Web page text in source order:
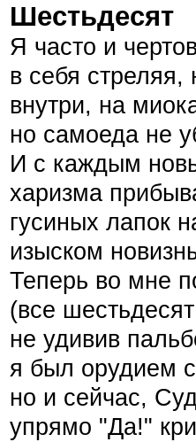
Шестьдесят
Я часто и
в себя стреляя,
внутри, на
но самоеда не
И с каждым
харизма
гусиных лапок
изыском
Теперь во мне
(все
не удивив
я был орудием
но и сейчас,
упрямо "Да!"